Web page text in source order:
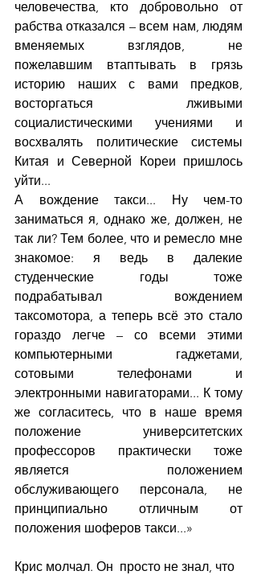
человечества, кто добровольно от
рабства отказался – всем нам, людям
вменяемых взглядов, не
пожелавшим втаптывать в грязь
историю наших с вами предков,
восторгаться лживыми
социалистическими учениями и
восхвалять политические системы
Китая и Северной Кореи пришлось
уйти...
А вождение такси... Ну чем-то
заниматься я, однако же, должен, не
так ли? Тем более, что и ремесло мне
знакомое: я ведь в далекие
студенческие годы тоже
подрабатывал вождением
таксомотора, а теперь всё это стало
гораздо легче – со всеми этими
компьютерными гаджетами,
сотовыми телефонами и
электронными навигаторами... К тому
же согласитесь, что в наше время
положение университетских
профессоров практически тоже
является положением
обслуживающего персонала, не
принципиально отличным от
положения шоферов такси...»
Крис молчал. Он  просто не знал, что